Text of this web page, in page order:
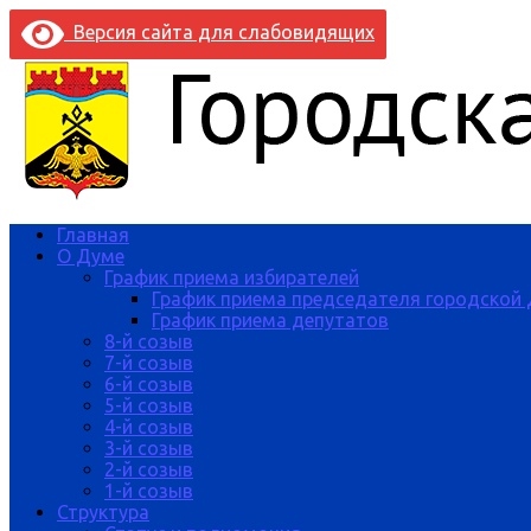
Версия сайта для слабовидящих
Главная
О Думе
График приема избирателей
График приема председателя
График приема депутатов
8-й созыв
7-й созыв
6-й созыв
5-й созыв
4-й созыв
3-й созыв
2-й созыв
1-й созыв
Структура